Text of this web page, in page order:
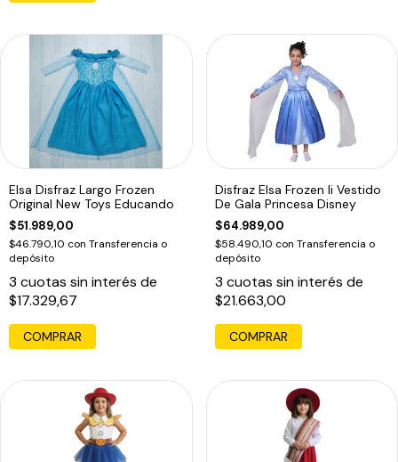
Elsa Disfraz Largo Frozen
Original New Toys Educando
$51.989,00
$46.790,10 con Transferencia o
depósito
3 cuotas sin interés de
$17.329,67
COMPRAR
Disfraz Elsa Frozen Ii Vestido
De Gala Princesa Disney
$64.989,00
$58.490,10 con Transferencia o
depósito
3 cuotas sin interés de
$21.663,00
COMPRAR